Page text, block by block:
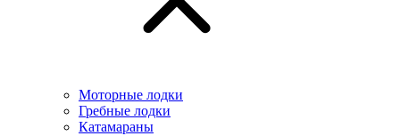
Моторные лодки
Гребные лодки
Катамараны